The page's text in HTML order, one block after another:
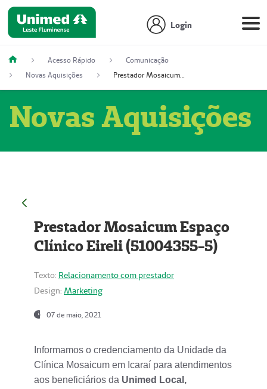
Login
Acesso Rápido
Comunicação
Novas Aquisições
Prestador Mosaicum Espaço Clínico Eireli (51004355-5)
Novas Aquisições
Prestador Mosaicum Espaço
Clínico Eireli (51004355-5)
Texto: Relacionamento com prestador
Design: Marketing
07 de maio, 2021
Informamos o credenciamento da Unidade da
Clínica Mosaicum em Icaraí para atendimentos
aos beneficiários da Unimed Local,